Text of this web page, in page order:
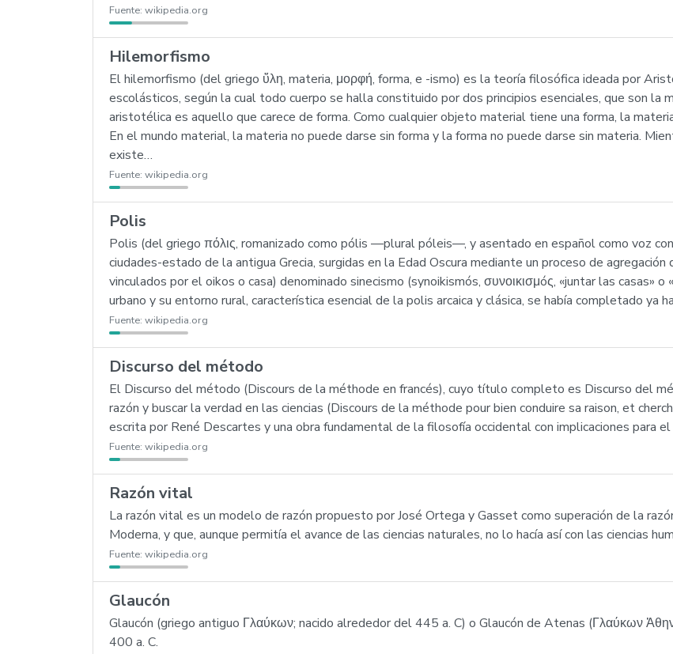
Fuente: wikipedia.org
Hilemorfismo
El hilemorfismo (del griego ὕλη, materia, μορφή, forma, e -ismo) es la teoría filosófica ideada por
escolásticos, según la cual todo cuerpo se halla constituido por dos principios esenciales, que son la
aristotélica es aquello que carece de forma. Como cualquier objeto material tiene una forma, la
En el mundo material, la materia no puede darse sin forma y la forma no puede darse sin materia.
existe…
Fuente: wikipedia.org
Polis
Polis (del griego πόλις, romanizado como pólis —plural póleis—, y asentado en español como voz
ciudades-estado de la antigua Grecia, surgidas en la Edad Oscura mediante un proceso de
vinculados por el oikos o casa) denominado sinecismo (synoikismós, συνοικισμóς, «juntar las casas»
urbano y su entorno rural, característica esencial de la polis arcaica y clásica, se había completado ya
Fuente: wikipedia.org
Discurso del método
El Discurso del método (Discours de la méthode en francés), cuyo título completo es Discurso del
razón y buscar la verdad en las ciencias (Discours de la méthode pour bien conduire sa raison, et
escrita por René Descartes y una obra fundamental de la filosofía occidental con implicaciones para
Fuente: wikipedia.org
Razón vital
La razón vital es un modelo de razón propuesto por José Ortega y Gasset como superación de la
Moderna, y que, aunque permitía el avance de las ciencias naturales, no lo hacía así con las ciencias
Fuente: wikipedia.org
Glaucón
Glaucón (griego antiguo Γλαύκων; nacido alrededor del 445 a. C) o Glaucón de Atenas (Γλαύκων
400 a. C.